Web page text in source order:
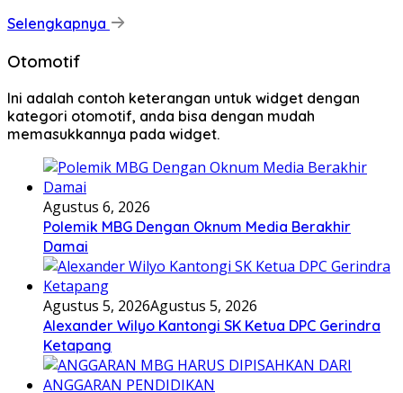
Selengkapnya
Otomotif
Ini adalah contoh keterangan untuk widget dengan
kategori otomotif, anda bisa dengan mudah
memasukkannya pada widget.
Agustus 6, 2026
Polemik MBG Dengan Oknum Media Berakhir
Damai
Agustus 5, 2026Agustus 5, 2026
Alexander Wilyo Kantongi SK Ketua DPC Gerindra
Ketapang